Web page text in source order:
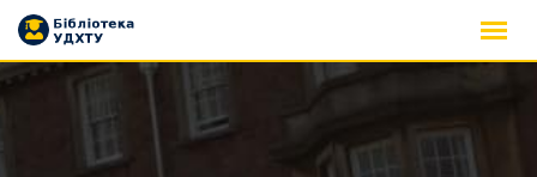
Skip
content